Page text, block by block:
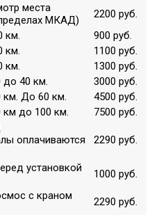
места
МКАД)
2200 руб.
км.
900 руб.
км.
1100 руб.
км.
1300 руб.
40 км.
3000 руб.
До 60 км.
4500 руб.
до 100 км.
7500 руб.
оплачиваются
2290 руб.
установкой
1000 руб.
с краном
2290 руб.